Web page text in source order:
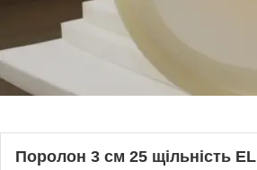
Поролон 3 см 25 щільність EL